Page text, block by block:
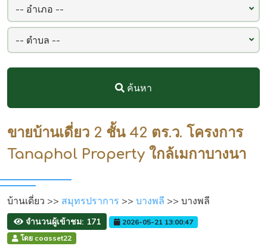
ค้นหา
ขายบ้านเดี่ยว 2 ชั้น 42 ตร.ว. โครงการ
Tanaphol Property ใกล้เมกาบางนา
บ้านเดี่ยว >> สมุทรปราการ >> บางพลี >> บางพลี
จำนวนผู้เข้าชม: 171
2026-05-21 13:00:47
โดย coasset22